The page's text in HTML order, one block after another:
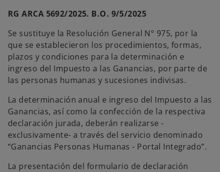
RG ARCA 5692/2025. B.O. 9/5/2025
Se sustituye la Resolución General N° 975, por la
que se establecieron los procedimientos, formas,
plazos y condiciones para la determinación e
ingreso del Impuesto a las Ganancias, por parte de
las personas humanas y sucesiones indivisas.
La determinación anual e ingreso del Impuesto a las
Ganancias, así como la confección de la respectiva
declaración jurada, deberán realizarse -
exclusivamente- a través del servicio denominado
“Ganancias Personas Humanas - Portal Integrado”.
La presentación del formulario de declaración